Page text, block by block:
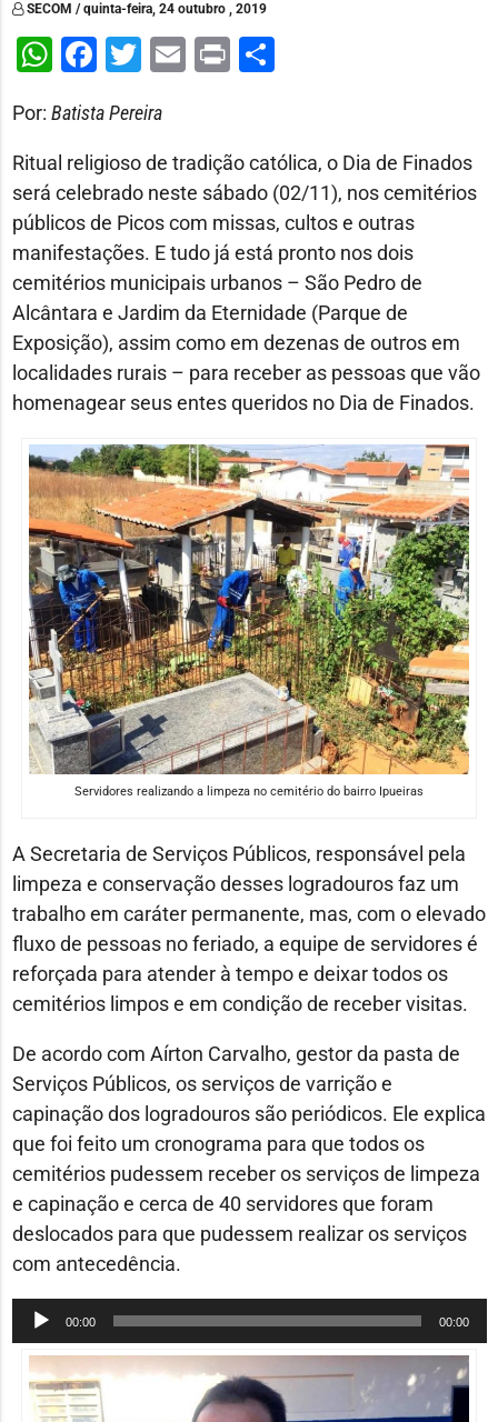
SECOM / quinta-feira, 24 outubro , 2019
WhatsApp
Facebook
Twitter
Email
PrintShare
Por: Batista Pereira
Ritual religioso de tradição católica, o Dia de Finados
será celebrado neste sábado (02/11), nos cemitérios
públicos de Picos com missas, cultos e outras
manifestações. E tudo já está pronto nos dois
cemitérios municipais urbanos – São Pedro de
Alcântara e Jardim da Eternidade (Parque de
Exposição), assim como em dezenas de outros em
localidades rurais – para receber as pessoas que vão
homenagear seus entes queridos no Dia de Finados.
Servidores realizando a limpeza no cemitério do bairro Ipueiras
A Secretaria de Serviços Públicos, responsável pela
limpeza e conservação desses logradouros faz um
trabalho em caráter permanente, mas, com o elevado
fluxo de pessoas no feriado, a equipe de servidores é
reforçada para atender à tempo e deixar todos os
cemitérios limpos e em condição de receber visitas.
De acordo com Aírton Carvalho, gestor da pasta de
Serviços Públicos, os serviços de varrição e
capinação dos logradouros são periódicos. Ele explica
que foi feito um cronograma para que todos os
cemitérios pudessem receber os serviços de limpeza
e capinação e cerca de 40 servidores que foram
deslocados para que pudessem realizar os serviços
com antecedência.
Tocador
de
áudio
00:00 00:00